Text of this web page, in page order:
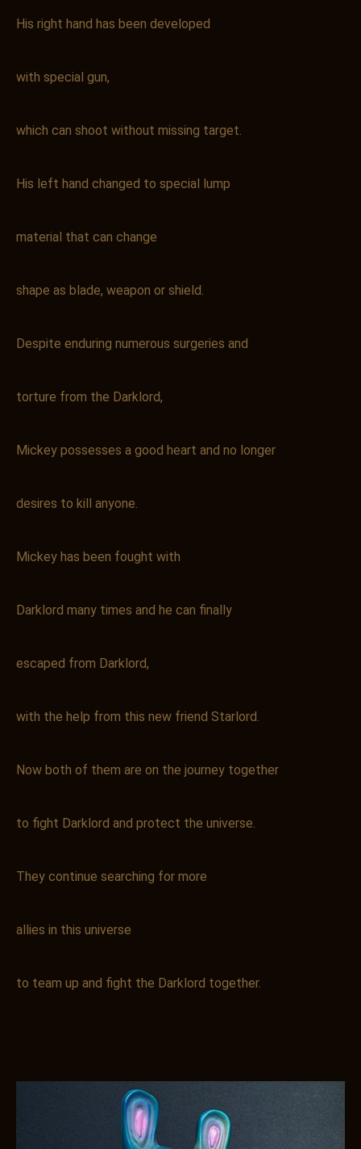
His right hand has been developed
with special gun,
which can shoot without missing target.
His left hand changed to special lump
material that can change
shape as blade, weapon or shield.
Despite enduring numerous surgeries and
torture from the Darklord,
Mickey possesses a good heart and no longer
desires to kill anyone.
Mickey has been fought with
Darklord many times and he can finally
escaped from Darklord,
with the help from this new friend Starlord.
Now both of them are on the journey together
to fight Darklord and protect the universe.
They continue searching for more
allies in this universe
to team up and fight the Darklord together.